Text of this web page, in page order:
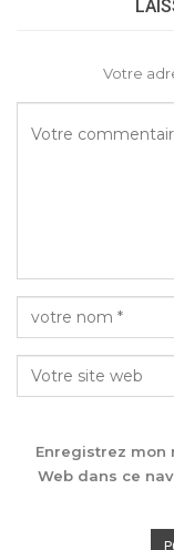
Votre
Enregistrez mon
Web dans ce